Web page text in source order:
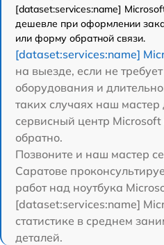
[dataset:services:name]
дешевле при оформлении
или форму обратной связи.
[dataset:services:name]
на выезде, если не
оборудования и
таких случаях наш мастер
сервисный центр
обратно.
Позвоните и наш мастер
Саратове
работ над ноутбука
[dataset:services:name]
статистике в среднем
деталей.